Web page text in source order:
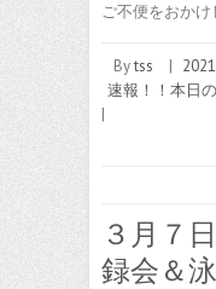
ご不便をおか
Bytss |
速報！！本日
|
３月７
録会＆